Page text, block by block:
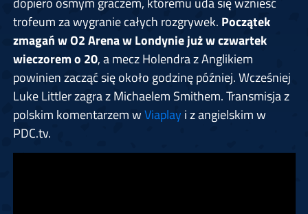
trofeum za wygranie całych rozgrywek. Początek
zmagań w O2 Arena w Londynie już w czwartek
wieczorem o 20, a mecz Holendra z Anglikiem
powinien zacząć się około godzinę później. Wcześniej
Luke Littler zagra z Michaelem Smithem. Transmisja z
polskim komentarzem wViaplay i z angielskim w
PDC.tv.